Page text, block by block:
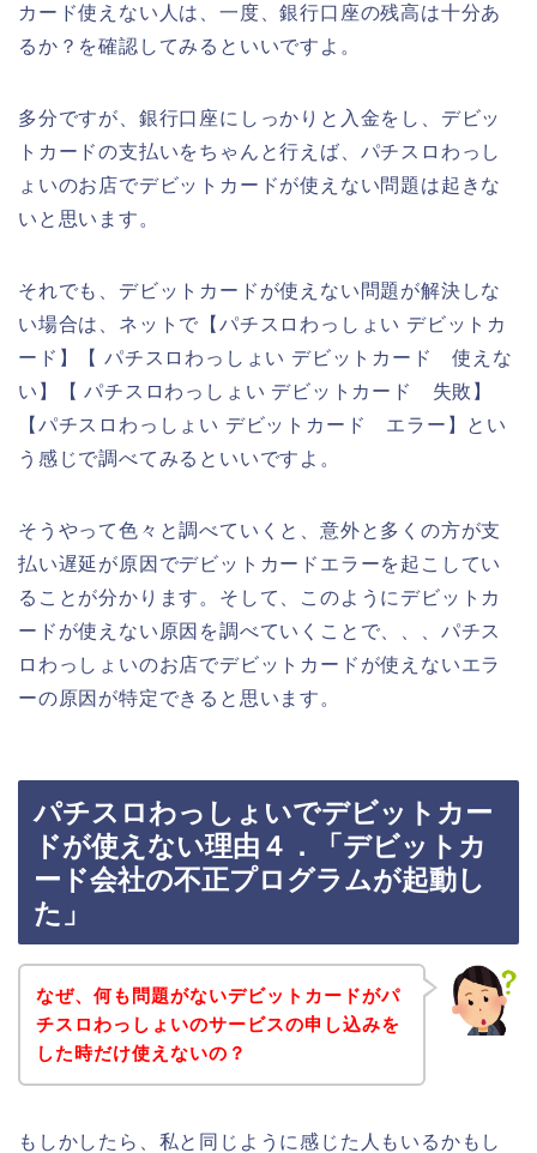
カード使えない人は、一度、銀行口座の残高は十分あ
るか？を確認してみるといいですよ。
多分ですが、銀行口座にしっかりと入金をし、デビッ
トカードの支払いをちゃんと行えば、パチスロわっし
ょいのお店でデビットカードが使えない問題は起きな
いと思います。
それでも、デビットカードが使えない問題が解決しな
い場合は、ネットで【パチスロわっしょい デビットカ
ード】【 パチスロわっしょい デビットカード 使えな
い】【 パチスロわっしょい デビットカード 失敗】
【パチスロわっしょい デビットカード エラー】とい
う感じで調べてみるといいですよ。
そうやって色々と調べていくと、意外と多くの方が支
払い遅延が原因でデビットカードエラーを起こしてい
ることが分かります。そして、このようにデビットカ
ードが使えない原因を調べていくことで、、、パチス
ロわっしょいのお店でデビットカードが使えないエラ
ーの原因が特定できると思います。
パチスロわっしょいでデビットカー
ドが使えない理由４．「デビットカ
ード会社の不正プログラムが起動し
た」
なぜ、何も問題がないデビットカードがパ
チスロわっしょいのサービスの申し込みを
した時だけ使えないの？
もしかしたら、私と同じように感じた人もいるかもし